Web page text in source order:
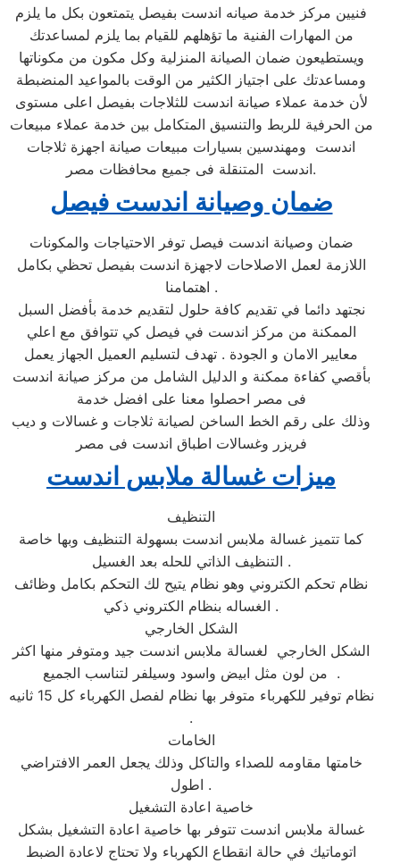
فنيين مركز خدمة صيانه اندست بفيصل يتمتعون بكل ما يلزم
من المهارات الفنية ما تؤهلهم للقيام بما يلزم لمساعدتك
ويستطيعون ضمان الصيانة المنزلية وكل مكون من مكوناتها
ومساعدتك على اجتياز الكثير من الوقت بالمواعيد المنضبطة
لأن خدمة عملاء صيانة اندست للثلاجات بفيصل اعلى مستوى
من الحرفية للربط والتنسيق المتكامل بين خدمة عملاء مبيعات
اندست ومهندسين بسيارات مبيعات صيانة اجهزة ثلاجات
اندست المتنقلة فى جميع محافظات مصر.
ضمان وصيانة اندست فيصل
ضمان وصيانة اندست فيصل توفر الاحتياجات والمكونات
اللازمة لعمل الاصلاحات لاجهزة اندست بفيصل تحظي بكامل
اهتمامنا .
نجتهد دائما في تقديم كافة حلول لتقديم خدمة بأفضل السبل
الممكنة من مركز اندست في فيصل كي تتوافق مع اعلي
معايير الامان و الجودة . تهدف لتسليم العميل الجهاز يعمل
بأقصي كفاءة ممكنة و الدليل الشامل من مركز صيانة اندست
فى مصر احصلوا معنا على افضل خدمة
وذلك على رقم الخط الساخن لصيانة ثلاجات و غسالات و ديب
فريزر وغسالات اطباق اندست فى مصر
ميزات غسالة ملابس اندست
التنظيف
كما تتميز غسالة ملابس اندست بسهولة التنظيف وبها خاصة
التنظيف الذاتي للحله بعد الغسيل .
نظام تحكم الكتروني وهو نظام يتيح لك التحكم بكامل وظائف
الغساله بنظام الكتروني ذكي .
الشكل الخارجي
الشكل الخارجي لغسالة ملابس اندست جيد ومتوفر منها اكثر
من لون مثل ابيض واسود وسيلفر لتناسب الجميع .
نظام توفير للكهرباء متوفر بها نظام لفصل الكهرباء كل 15 ثانيه
.
الخامات
خامتها مقاومه للصداء والتاكل وذلك يجعل العمر الافتراضي
اطول .
خاصية اعادة التشغيل
غسالة ملابس اندست تتوفر بها خاصية اعادة التشغيل بشكل
اتوماتيك في حالة انقطاع الكهرباء ولا تحتاج لاعادة الضبط